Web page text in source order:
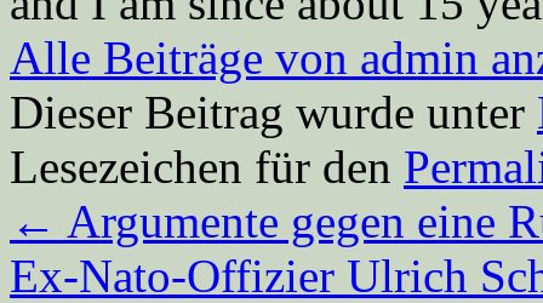
Alle Beiträge von admin
Dieser Beitrag wurde unter
Lesezeichen für den
← Argumente gegen eine
Ex-Nato-Offizier Ulrich